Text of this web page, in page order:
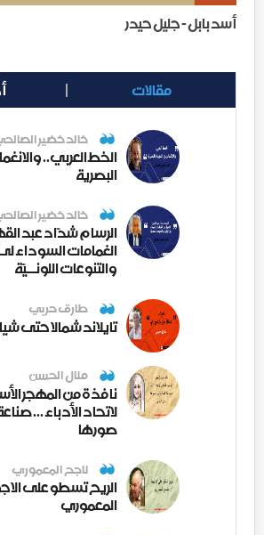
أسد بابل - جليل حيدر
مقالات
خالد خضير
الخط العربي..
البصرية
خالد خضير
الرسام شدّاد عبد
الغمامات السوداء
والتنوعات اللونــيّة
طارق حربي
تايلاند شمالا حتى
منال الحسن
نافذة من المهجر
لاتحاد الأدباء ...
صورها
ناجح المعموري
الريح تسطو على
المعموري